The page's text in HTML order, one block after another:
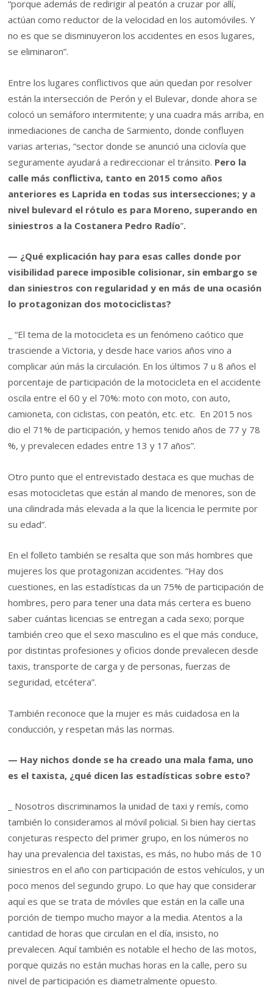
“porque además de redirigir al peatón a cruzar por allí,
actúan como reductor de la velocidad en los automóviles. Y
no es que se disminuyeron los accidentes en esos lugares,
se eliminaron”.
Entre los lugares conflictivos que aún quedan por resolver
están la intersección de Perón y el Bulevar, donde ahora se
colocó un semáforo intermitente; y una cuadra más arriba, en
inmediaciones de cancha de Sarmiento, donde confluyen
varias arterias, “sector donde se anunció una ciclovía que
seguramente ayudará a redireccionar el tránsito. Pero la
calle más conflictiva, tanto en 2015 como años
anteriores es Laprida en todas sus intersecciones; y a
nivel bulevard el rótulo es para Moreno, superando en
siniestros a la Costanera Pedro Radío”.
— ¿Qué explicación hay para esas calles donde por
visibilidad parece imposible colisionar, sin embargo se
dan siniestros con regularidad y en más de una ocasión
lo protagonizan dos motociclistas?
_ “El tema de la motocicleta es un fenómeno caótico que
trasciende a Victoria, y desde hace varios años vino a
complicar aún más la circulación. En los últimos 7 u 8 años el
porcentaje de participación de la motocicleta en el accidente
oscila entre el 60 y el 70%: moto con moto, con auto,
camioneta, con ciclistas, con peatón, etc. etc. En 2015 nos
dio el 71% de participación, y hemos tenido años de 77 y 78
%, y prevalecen edades entre 13 y 17 años”.
Otro punto que el entrevistado destaca es que muchas de
esas motocicletas que están al mando de menores, son de
una cilindrada más elevada a la que la licencia le permite por
su edad”.
En el folleto también se resalta que son más hombres que
mujeres los que protagonizan accidentes. “Hay dos
cuestiones, en las estadísticas da un 75% de participación de
hombres, pero para tener una data más certera es bueno
saber cuántas licencias se entregan a cada sexo; porque
también creo que el sexo masculino es el que más conduce,
por distintas profesiones y oficios donde prevalecen desde
taxis, transporte de carga y de personas, fuerzas de
seguridad, etcétera”.
También reconoce que la mujer es más cuidadosa en la
conducción, y respetan más las normas.
— Hay nichos donde se ha creado una mala fama, uno
es el taxista, ¿qué dicen las estadísticas sobre esto?
_ Nosotros discriminamos la unidad de taxi y remís, como
también lo consideramos al móvil policial. Si bien hay ciertas
conjeturas respecto del primer grupo, en los números no
hay una prevalencia del taxistas, es más, no hubo más de 10
siniestros en el año con participación de estos vehículos, y un
poco menos del segundo grupo. Lo que hay que considerar
aquí es que se trata de móviles que están en la calle una
porción de tiempo mucho mayor a la media. Atentos a la
cantidad de horas que circulan en el día, insisto, no
prevalecen. Aquí también es notable el hecho de las motos,
porque quizás no están muchas horas en la calle, pero su
nivel de participación es diametralmente opuesto.